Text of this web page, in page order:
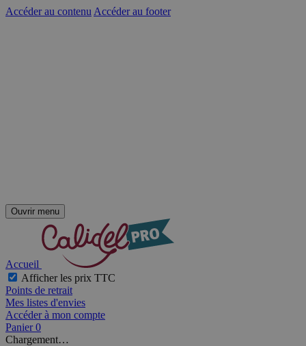
Accéder au contenu Accéder au footer
Ouvrir menu
Accueil
Afficher les prix TTC
Points de retrait
Mes listes d'envies
Accéder à mon compte
Panier 0
Chargement…